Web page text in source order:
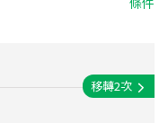
移轉2次